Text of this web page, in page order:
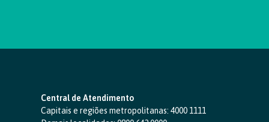
Central de Atendimento
Capitais e regiões metropolitanas: 4000 1111